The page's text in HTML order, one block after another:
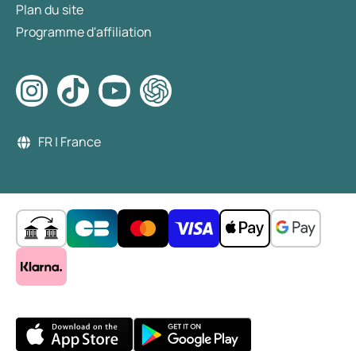
Plan du site
Programme d'affiliation
FR | France